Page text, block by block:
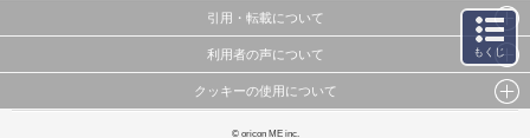
引用・転載について
当サイトで公開されている情報（文字、写真、イラスト、画像データ等）及びこれらの配置・
これらの情報を権利者の許可なく無断転載・複製などの二次利用を行うことは固く禁じており
利用者の声について
当サイトに掲載している内容はすべてサービスの利用者が提出された見解・感想です。
クッキーの使用について
このサイトでは Cookie を使用して、ユーザーに合わせたコンテンツや広告の表示、ソーシャル
© oricon ME inc.
もくじ